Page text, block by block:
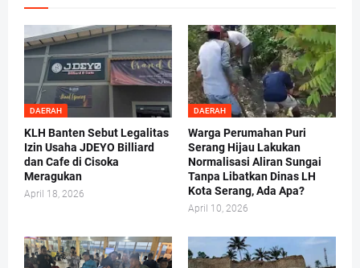
DAERAH
KLH Banten Sebut Legalitas
Izin Usaha JDEYO Billiard
dan Cafe di Cisoka
Meragukan
April 18, 2026
DAERAH
Warga Perumahan Puri
Serang Hijau Lakukan
Normalisasi Aliran Sungai
Tanpa Libatkan Dinas LH
Kota Serang, Ada Apa?
April 10, 2026